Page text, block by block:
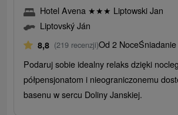
Hotel Avena ★★★ Liptowski Jan
Liptovský Ján
8,8 (219 recenzji)Od 2 Noce
Podaruj sobie idealny relaks dzięki
półpensjonatom i nieograniczonemu
basenu w sercu Doliny Janskiej.